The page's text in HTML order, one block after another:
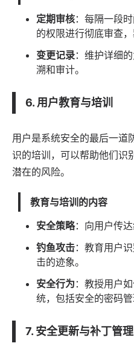
定期审核：每隔一段
的权限进行彻底审查
变更记录：维护详细
溯和审计。
6. 用户教育与培训
用户是系统安全的最后一道
识的培训，可以帮助他们识
潜在的风险。
教育与培训的内容
安全策略：向用户传
钓鱼攻击：教育用户
击的迹象。
安全行为 ：教授用户
统，包括安全的密码管
7. 安全更新与补丁管理